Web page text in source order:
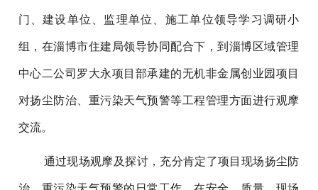
门、建设单位、监理单位、施工单位领导学习调研小
组，在淄博市住建局领导协同配合下，到淄博区域管理
中心二公司罗大永项目部承建的无机非金属创业园项目
对扬尘防治、重污染天气预警等工程管理方面进行观摩
交流。
通过现场观摩及探讨，充分肯定了项目现场扬尘防